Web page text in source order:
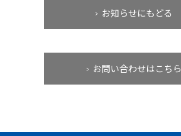
お知らせにもどる
お問い合わせはこちら